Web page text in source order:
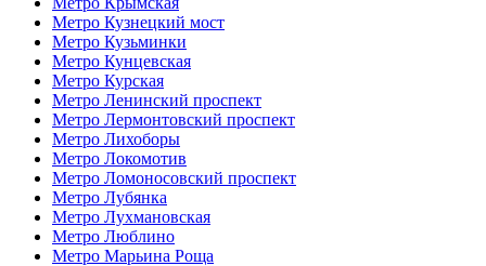
Метро Кузнецкий мост
Метро Кузьминки
Метро Кунцевская
Метро Курская
Метро Ленинский проспект
Метро Лермонтовский проспект
Метро Лихоборы
Метро Локомотив
Метро Ломоносовский проспект
Метро Лубянка
Метро Лухмановская
Метро Люблино
Метро Марьина Роща